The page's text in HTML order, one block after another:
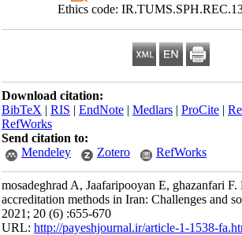
Ethics code:
Download citation:
BibTeX|RIS|EndNote|Medlars|ProCite|
RefWorks
Send citation to:
Mendeley
Zotero RefWorks
mosadeghrad A, Jaafaripooyan E, ghazanfari
accreditation methods in Iran: Challenges and
2021; 20 (6) :655-670
URL:http://payeshjournal.ir/article-1-1538-